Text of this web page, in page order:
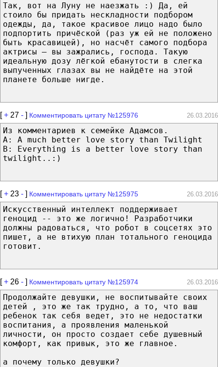
Так, вот на Луну не наезжать :) Да, ей
стоило бы придать нескладности подбором
одежды, да, такое красивое лицо надо было
подпортить причёской (раз уж ей не положено
быть красавицей), но насчёт самого подбора
актрисы — вы зажрались, господа. Такую
идеальную дозу лёгкой ебанутости в слегка
выпученных глазах вы не найдёте на этой
планете больше нигде.
[+ 27 - ] Комментировать цитату №125976 26.03.2016
Из комментариев к семейке Адамсов.
A: A much better love story than Twilight
B: Everything is a better love story than
twilight..:)
[+ 23 - ] Комментировать цитату №125975 26.03.2016
Искусственный интеллект поддерживает
геноцид -- это же логично! Разработчики
должны радоваться, что робот в соцсетях это
пишет, а не втихую план тотального геноцида
готовит.
[+ 26 - ] Комментировать цитату №125974 26.03.2016
Продолжайте девушки, не воспитывайте своих
детей , это же так трудно, а то, что ваш
ребенок так себя ведет, это не недостатки
воспитания, а проявления маленькой
личности, он просто создает себе душевный
комфорт, как привык, это же главное.
а почему только девушки?